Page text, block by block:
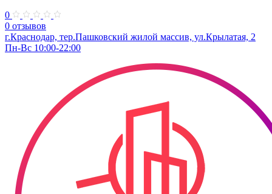
0
0 отзывов
г.Краснодар, тер.Пашковский жилой массив, ул.Крылатая, 2
Пн-Вс 10:00-22:00